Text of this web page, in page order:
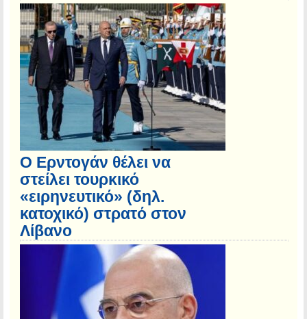
Ο Ερντογάν θέλει να
στείλει τουρκικό
«ειρηνευτικό» (δηλ.
κατοχικό) στρατό στον
Λίβανο